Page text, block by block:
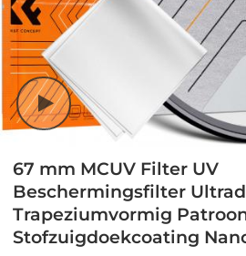
67 mm MCUV Filter UV
Beschermingsfilter
Trapeziumvormig
Stofzuigdoekcoating